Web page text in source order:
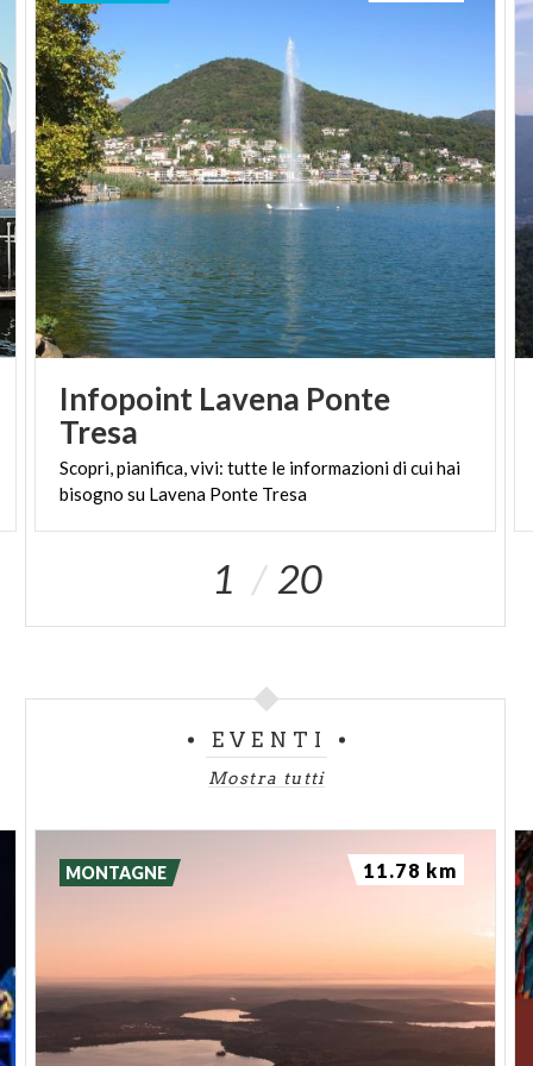
Viconago e risalente al XVIII secolo. Oltre al
suggestivo ambiente in cui si trovano, i mulini si
caratterizzano per la disposizione ravvicinata e in
fila. Inoltre, recenti restauri, hanno evidenziato le
antiche decorazioni affrescate. Completano le
bellezze naturali di questo luogo un piccolo laghetto
e numerose specie botaniche.
Il parco è sempre aperto e offre aree attrezzate a
sosta e zona picnic.
Infopoint Lavena Ponte
Tresa
Scopri,pianifica,vivi: tutte le informazionidicuihai
bisogno su Lavena Ponte Tresa
1 20
EVENTI
Mostra tutti
MONTAGNE 11.78 km